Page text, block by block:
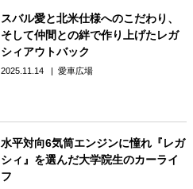
スバル愛と北米仕様へのこだわり、
そして仲間との絆で作り上げたレガ
シィアウトバック
2025.11.14 愛車広場
水平対向6気筒エンジンに憧れ『レガ
シィ』を選んだ大学院生のカーライ
フ